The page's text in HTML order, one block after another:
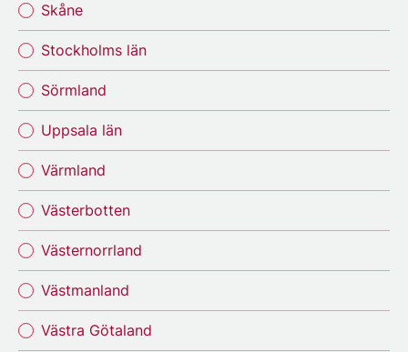
Skåne
Stockholms län
Sörmland
Uppsala län
Värmland
Västerbotten
Västernorrland
Västmanland
Västra Götaland